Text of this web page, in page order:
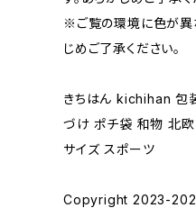
※ご覧の環境に色が異
じめご了承ください。
きちはん kichihan 包
づけ ポチ袋 和物 北
サイズ スポーツ
Copyright 2023-